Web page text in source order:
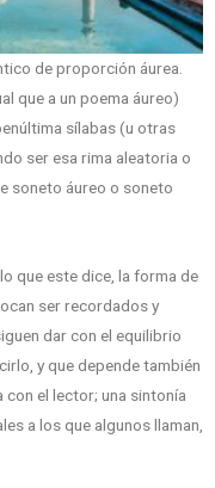
de proporción áurea.
que a un poema áureo)
sílabas (u otras
ser esa rima aleatoria o
soneto áureo o soneto
que este dice, la forma de
ser recordados y
dar con el equilibrio
y que depende también
con el lector; una sintonía
a los que algunos llaman,